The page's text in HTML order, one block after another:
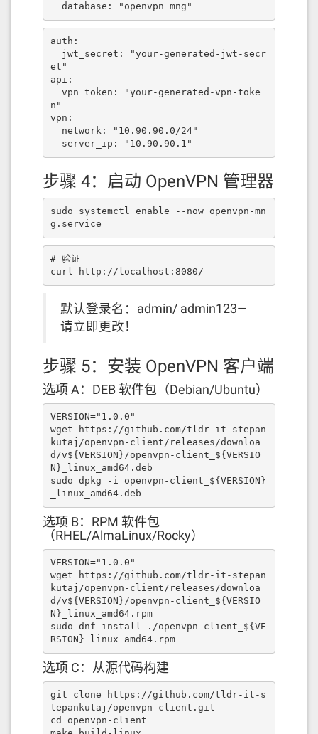
  database: "openvpn_mng"
auth:
et"
api:
n"
vpn:
  server_ip: "10.90.90.1"
步骤 4：启动 OpenVPN 管理器
sudo systemctl enable --now openvpn-mn
g.service
# 验证
curl http://localhost:8080/
默认登录名：admin/ admin123—
请立即更改！
步骤 5：安装 OpenVPN 客户端
选项 A：DEB 软件包（Debian/Ubuntu）
VERSION="1.0.0"
wget https://github.com/tldr-it-stepan
kutaj/openvpn-client/releases/downloa
d/v${VERSION}/openvpn-client_${VERSIO
N}_linux_amd64.deb
sudo dpkg -i openvpn-client_${VERSION}
_linux_amd64.deb
选项 B：RPM 软件包
（RHEL/AlmaLinux/Rocky）
VERSION="1.0.0"
wget https://github.com/tldr-it-stepan
kutaj/openvpn-client/releases/downloa
d/v${VERSION}/openvpn-client_${VERSIO
N}_linux_amd64.rpm
sudo dnf install ./openvpn-client_${VE
RSION}_linux_amd64.rpm
选项 C：从源代码构建
git clone https://github.com/tldr-it-s
tepankutaj/openvpn-client.git
cd openvpn-client